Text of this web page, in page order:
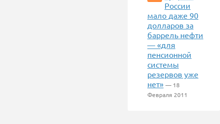
России
мало даже 90
долларов за
баррель нефти
— «для
пенсионной
системы
резервов уже
нет» — 18
Февраля 2011